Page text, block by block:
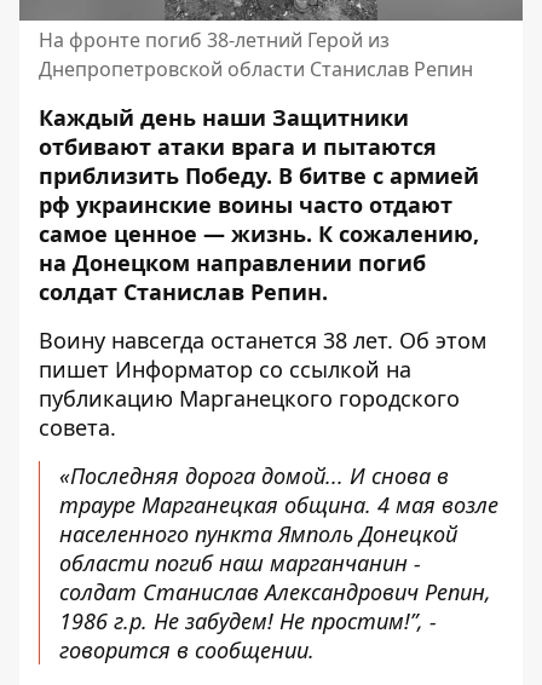
На фронте погиб 38-летний Герой из
Днепропетровской области Станислав Репин
Каждый день наши Защитники
отбивают атаки врага и пытаются
приблизить Победу. В битве с армией
рф украинские воины часто отдают
самое ценное — жизнь. К сожалению,
на Донецком направлении погиб
солдат Станислав Репин.
Воину навсегда останется 38 лет. Об этом
пишет Информатор со ссылкой на
публикацию Марганецкого городского
совета.
«Последняя дорога домой... И снова в
трауре Марганецкая община. 4 мая возле
населенного пункта Ямполь Донецкой
области погиб наш марганчанин -
солдат Станислав Александрович Репин,
1986 г.р. Не забудем! Не простим!”, -
говорится в сообщении.